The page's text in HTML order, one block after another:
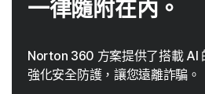
一律隨附在內。
Norton 360 方案提供了搭載 AI
強化安全防護，讓您遠離詐騙。